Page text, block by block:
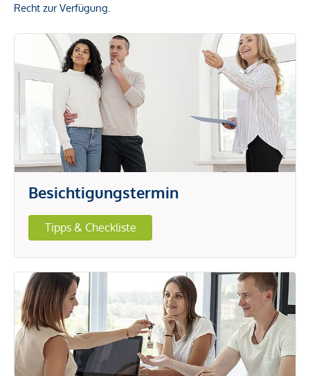
Recht zur Verfügung.
Besichtigungstermin
Tipps & Checkliste